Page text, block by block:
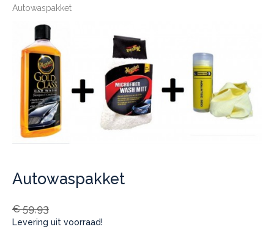
Autowaspakket
Autowaspakket
€59,93
Levering uit voorraad!